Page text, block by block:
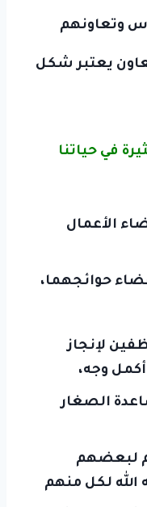
وتعاونهم
يعتبر شكل
في حياتنا
الأعمال
حوائجهما،
لإنجاز
وجه،
الصغار
لبعضهم
الله لكل منهم